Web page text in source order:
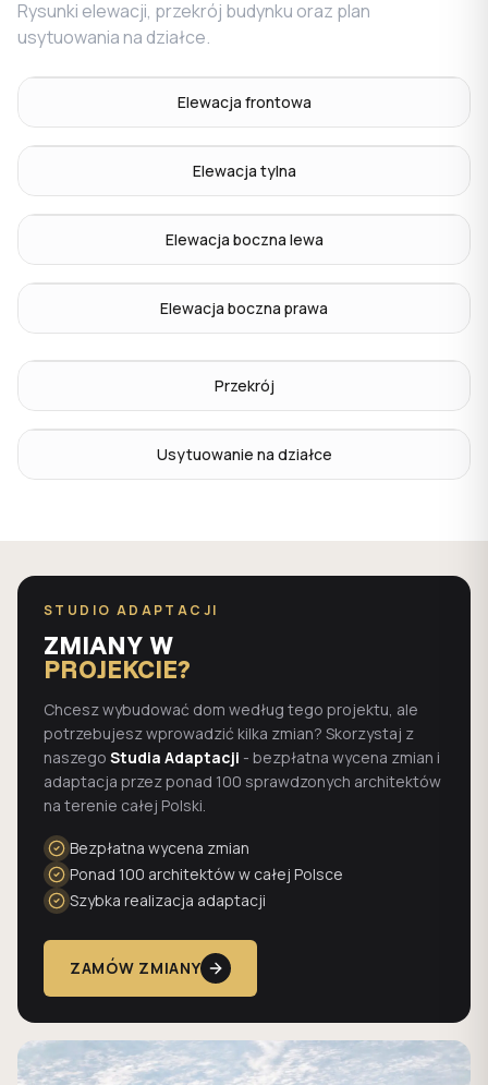
Rysunki elewacji, przekrój budynku oraz plan
usytuowania na działce.
Elewacja frontowa
Elewacja tylna
Elewacja boczna lewa
Elewacja boczna prawa
Przekrój
Usytuowanie na działce
STUDIO ADAPTACJI
ZMIANY W
PROJEKCIE?
Chcesz wybudować dom według tego projektu, ale
potrzebujesz wprowadzić kilka zmian? Skorzystaj z
naszego Studia Adaptacji - bezpłatna wycena zmian i
adaptacja przez ponad 100 sprawdzonych architektów
na terenie całej Polski.
Bezpłatna wycena zmian
Ponad 100 architektów w całej Polsce
Szybka realizacja adaptacji
ZAMÓW ZMIANY